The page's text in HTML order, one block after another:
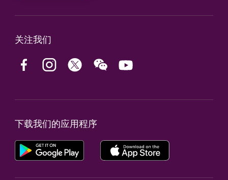
关注我们
下载我们的应用程序